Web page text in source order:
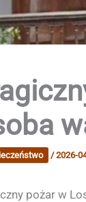
/2026-
pożar w